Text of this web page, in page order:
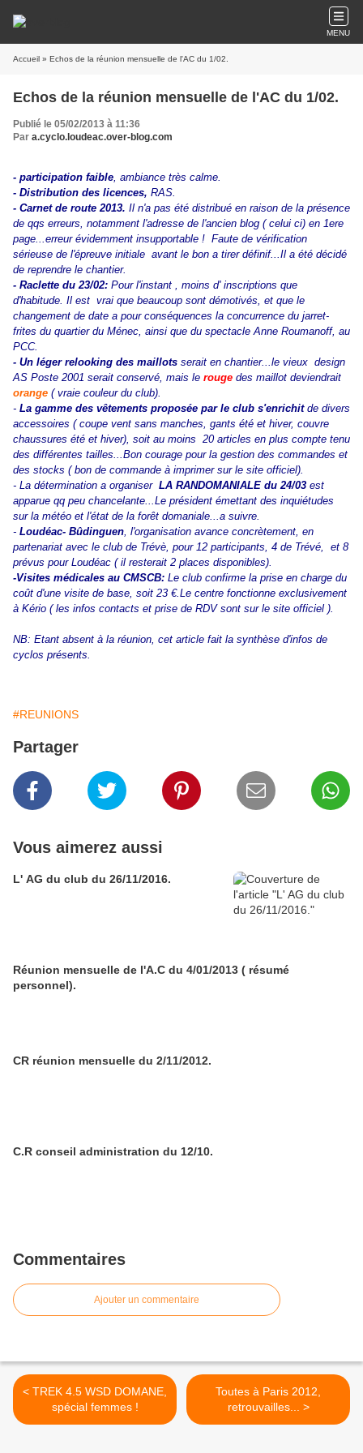
MENU
Accueil » Echos de la réunion mensuelle de l'AC du 1/02.
Echos de la réunion mensuelle de l'AC du 1/02.
Publié le 05/02/2013 à 11:36
Par a.cyclo.loudeac.over-blog.com
- participation faible, ambiance très calme.
- Distribution des licences, RAS.
- Carnet de route 2013. Il n'a pas été distribué en raison de la présence
de qqs erreurs, notamment l'adresse de l'ancien blog ( celui ci) en 1ere
page...erreur évidemment insupportable ! Faute de vérification
sérieuse de l'épreuve initiale avant le bon a tirer définif...Il a été décidé
de reprendre le chantier.
- Raclette du 23/02: Pour l'instant , moins d' inscriptions que
d'habitude. Il est vrai que beaucoup sont démotivés, et que le
changement de date a pour conséquences la concurrence du jarret-
frites du quartier du Ménec, ainsi que du spectacle Anne Roumanoff, au
PCC.
- Un léger relooking des maillots serait en chantier...le vieux design
AS Poste 2001 serait conservé, mais le rouge des maillot deviendrait
orange ( vraie couleur du club).
- La gamme des vêtements proposée par le club s'enrichitde divers
accessoires ( coupe vent sans manches, gants été et hiver, couvre
chaussures été et hiver), soit au moins 20 articles en plus compte tenu
des différentes tailles...Bon courage pour la gestion des commandes et
des stocks ( bon de commande à imprimer sur le site officiel).
- La détermination a organiser LA RANDOMANIALE du 24/03 est
apparue qq peu chancelante...Le président émettant des inquiétudes
sur la météo et l'état de la forêt domaniale...a suivre.
- Loudéac- Bûdinguen, l'organisation avance concrètement, en
partenariat avec le club de Trévè, pour 12 participants, 4 de Trévé, et 8
prévus pour Loudéac ( il resterait 2 places disponibles).
-Visites médicales au CMSCB: Le club confirme la prise en charge du
coût d'une visite de base, soit 23 €.Le centre fonctionne exclusivement
à Kério ( les infos contacts et prise de RDV sont sur le site officiel ).
NB: Etant absent à la réunion, cet article fait la synthèse d'infos de
cyclos présents.
#REUNIONS
Partager
Vous aimerez aussi
L' AG du club du 26/11/2016.
Réunion mensuelle de l'A.C du 4/01/2013 ( résumé
personnel).
CR réunion mensuelle du 2/11/2012.
C.R conseil administration du 12/10.
Commentaires
Ajouter un commentaire
< TREK 4.5 WSD DOMANE,
spécial femmes !
Toutes à Paris 2012,
retrouvailles... >